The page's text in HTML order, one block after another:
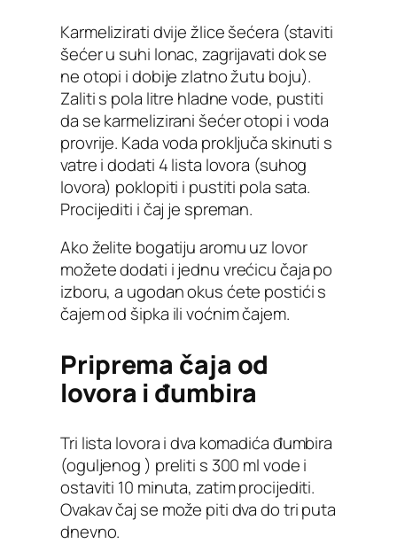
Karmelizirati dvije žlice šećera (staviti
šećer u suhi lonac, zagrijavati dok se
ne otopi i dobije zlatno žutu boju).
Zaliti s pola litre hladne vode, pustiti
da se karmelizirani šećer otopi i voda
provrije. Kada voda proključa skinuti s
vatre i dodati 4 lista lovora (suhog
lovora) poklopiti i pustiti pola sata.
Procijediti i čaj je spreman.
Ako želite bogatiju aromu uz lovor
možete dodati i jednu vrećicu čaja po
izboru, a ugodan okus ćete postići s
čajem od šipka ili voćnim čajem.
Priprema čaja od
lovora i đumbira
Tri lista lovora i dva komadića đumbira
(oguljenog ) preliti s 300 ml vode i
ostaviti 10 minuta, zatim procijediti.
Ovakav čaj se može piti dva do tri puta
dnevno.